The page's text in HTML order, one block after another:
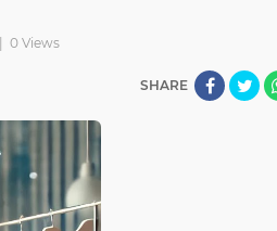
0 Views
SHARE